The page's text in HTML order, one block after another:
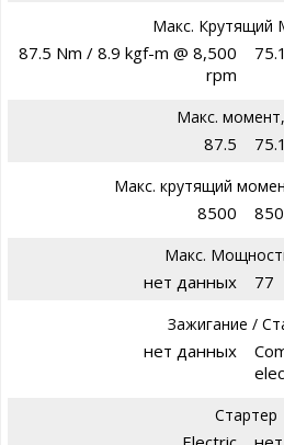
Макс. Крутящий
87.5 Nm / 8.9 kgf-m @ 8,500
rpm
Макс.
87.5 75.1
Макс. крутящий
8500
Макс.
нет данных 77
Зажигание /
нет данных
Стартер